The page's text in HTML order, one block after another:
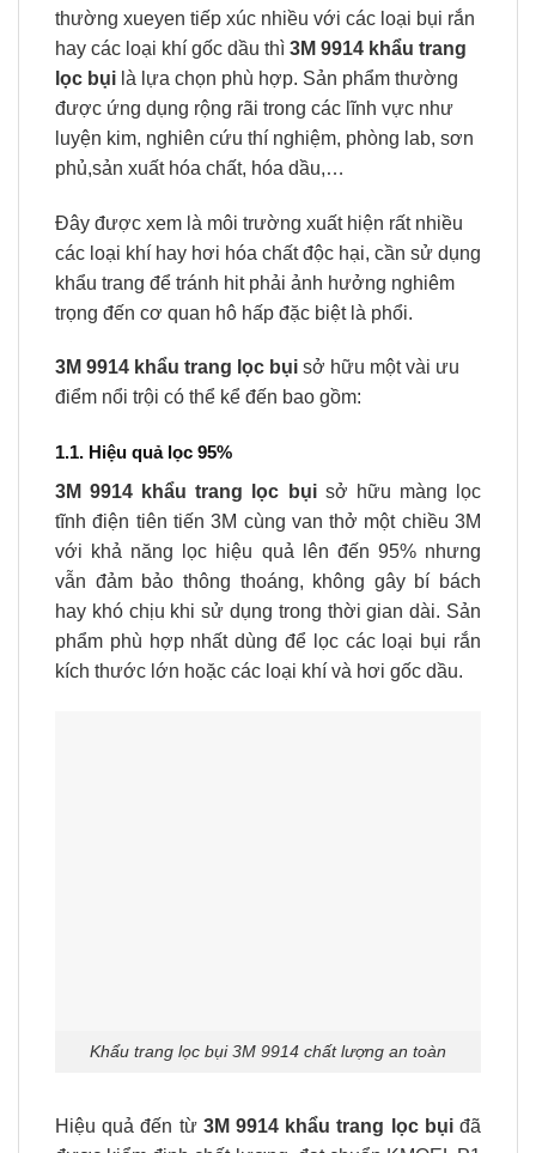
thường xueyen tiếp xúc nhiều với các loại bụi rắn
hay các loại khí gốc dầu thì 3M 9914 khẩu trang
lọc bụi là lựa chọn phù hợp. Sản phẩm thường
được ứng dụng rộng rãi trong các lĩnh vực như
luyện kim, nghiên cứu thí nghiệm, phòng lab, sơn
phủ,sản xuất hóa chất, hóa dầu,…
Đây được xem là môi trường xuất hiện rất nhiều
các loại khí hay hơi hóa chất độc hại, cần sử dụng
khẩu trang để tránh hit phải ảnh hưởng nghiêm
trọng đến cơ quan hô hấp đặc biệt là phổi.
3M 9914 khẩu trang lọc bụi sở hữu một vài ưu
điểm nổi trội có thể kể đến bao gồm:
1.1. Hiệu quả lọc 95%
3M 9914 khẩu trang lọc bụisở hữu màng lọc
tĩnh điện tiên tiến 3M cùng van thở một chiều 3M
với khả năng lọc hiệu quả lên đến 95% nhưng
vẫn đảm bảo thông thoáng, không gây bí bách
hay khó chịu khi sử dụng trong thời gian dài. Sản
phẩm phù hợp nhất dùng để lọc các loại bụi rắn
kích thước lớn hoặc các loại khí và hơi gốc dầu.
Khẩu trang lọc bụi 3M 9914 chất lượng an toàn
Hiệu quả đến từ 3M 9914 khẩu trang lọc bụiđã